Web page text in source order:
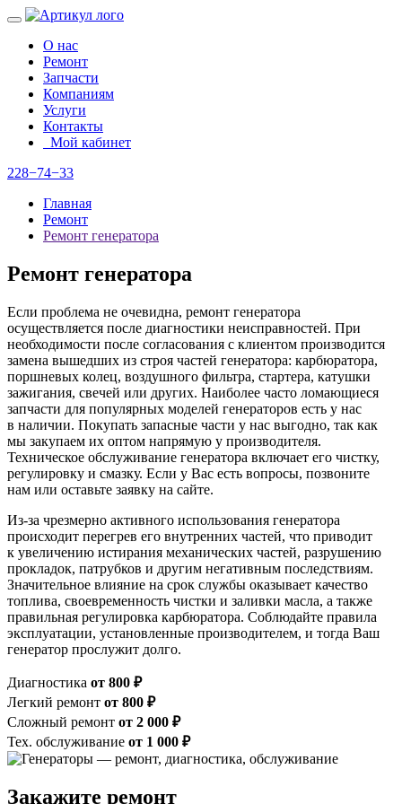
О нас
Ремонт
Запчасти
Компаниям
Услуги
Контакты
Мой кабинет
228−74−33
Главная
Ремонт
Ремонт генератора
Ремонт генератора
Если проблема не очевидна, ремонт генератора
осуществляется после диагностики неисправностей. При
необходимости после согласования с клиентом производится
замена вышедших из строя частей генератора: карбюратора,
поршневых колец, воздушного фильтра, стартера, катушки
зажигания, свечей или других. Наиболее часто ломающиеся
запчасти для популярных моделей генераторов есть у нас
в наличии. Покупать запасные части у нас выгодно, так как
мы закупаем их оптом напрямую у производителя.
Техническое обслуживание генератора включает его чистку,
регулировку и смазку. Если у Вас есть вопросы, позвоните
нам или оставьте заявку на сайте.
Из-за чрезмерно активного использования генератора
происходит перегрев его внутренних частей, что приводит
к увеличению истирания механических частей, разрушению
прокладок, патрубков и другим негативным последствиям.
Значительное влияние на срок службы оказывает качество
топлива, своевременность чистки и заливки масла, а также
правильная регулировка карбюратора. Соблюдайте правила
эксплуатации, установленные производителем, и тогда Ваш
генератор прослужит долго.
Диагностика от 800 ₽
Легкий ремонт от 800 ₽
Сложный ремонт от 2 000 ₽
Тех. обслуживание от 1 000 ₽
Закажите ремонт